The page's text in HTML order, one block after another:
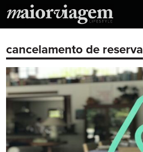
cancelamento de reserva